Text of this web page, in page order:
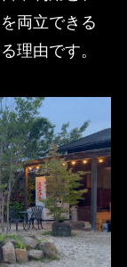
両立できる
理由です。